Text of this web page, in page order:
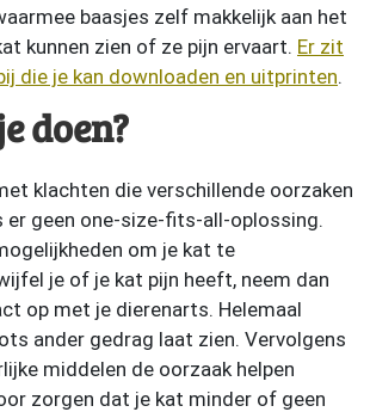
baasjes zelf makkelijk aan het
kunnen zien of ze pijn ervaart. Er zit
die je kan downloaden en uitprinten.
doen?
klachten die verschillende oorzaken
er geen one-size-fits-all-oplossing.
om je kat te
je of je kat pijn heeft, neem dan
op met je dierenarts. Helemaal
ander gedrag laat zien. Vervolgens
middelen de oorzaak helpen
zorgen dat je kat minder of geen